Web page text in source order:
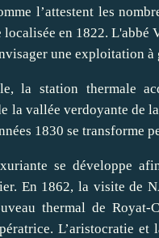
l’attestent les
localisée en 1822.
une exploitation à
la station thermale
la vallée verdoyante de
1830 se transforme
se développe
En 1862, la visite de
thermal de Royat-
L’aristocratie